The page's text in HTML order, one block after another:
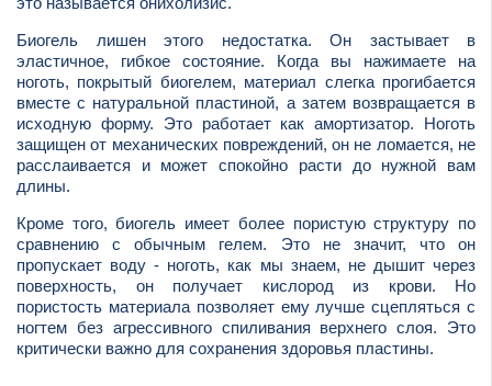
Биогель лишен этого недостатка. Он застывает в
эластичное, гибкое состояние. Когда вы нажимаете на
ноготь, покрытый биогелем, материал слегка прогибается
вместе с натуральной пластиной, а затем возвращается в
исходную форму. Это работает как амортизатор. Ноготь
защищен от механических повреждений, он не ломается, не
расслаивается и может спокойно расти до нужной вам
длины.
Кроме того, биогель имеет более пористую структуру по
сравнению с обычным гелем. Это не значит, что он
пропускает воду - ноготь, как мы знаем, не дышит через
поверхность, он получает кислород из крови. Но
пористость материала позволяет ему лучше сцепляться с
ногтем без агрессивного спиливания верхнего слоя. Это
критически важно для сохранения здоровья пластины.